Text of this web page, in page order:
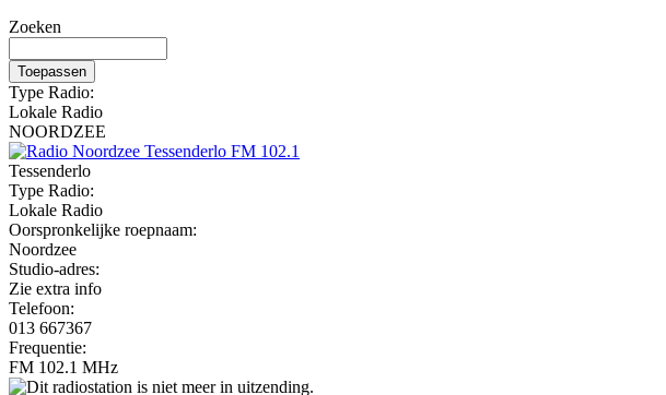
Zoeken
Type Radio:
Lokale Radio
NOORDZEE
Tessenderlo
Type Radio:
Lokale Radio
Oorspronkelijke roepnaam:
Noordzee
Studio-adres:
Zie extra info
Telefoon:
013 667367
Frequentie:
FM 102.1 MHz